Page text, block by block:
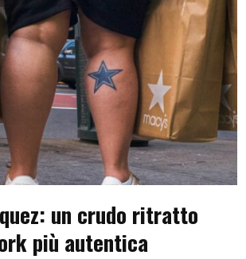
un crudo ritratto
più autentica